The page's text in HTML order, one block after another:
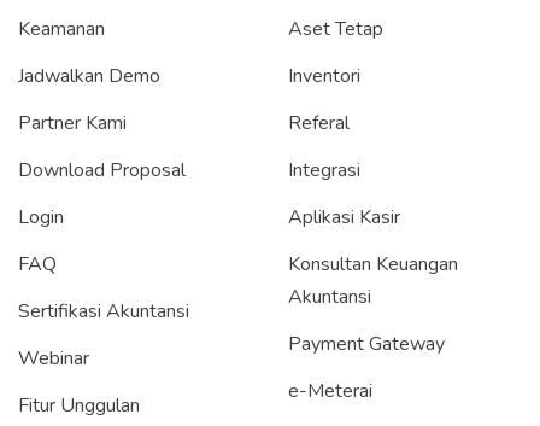
Keamanan
Jadwalkan Demo
Partner Kami
Download Proposal
Login
FAQ
Sertifikasi Akuntansi
Webinar
Fitur Unggulan
Aset Tetap
Inventori
Referal
Integrasi
Aplikasi Kasir
Konsultan Keuangan
Akuntansi
Payment Gateway
e-Meterai